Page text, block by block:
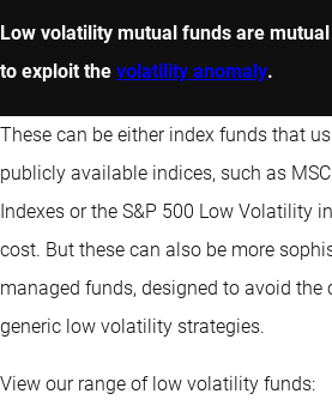
Low volatility mutual funds are
to exploit the volatility anomaly.
These can be either index funds that
publicly available indices, such as
Indexes or the S&P 500 Low Volatility
cost. But these can also be more
managed funds, designed to avoid
generic low volatility strategies.
View our range of low volatility funds: